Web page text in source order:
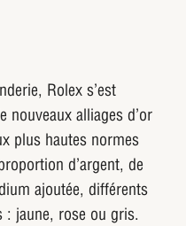
Rolex s’est
nouveaux alliages d’or
plus hautes normes
d’argent, de
ajoutée, différents
: jaune, rose ou gris.